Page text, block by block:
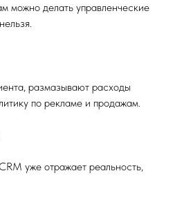
можно делать управленческие
размазывают расходы
по рекламе и продажам.
уже отражает реальность,